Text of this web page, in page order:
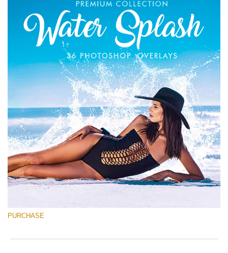
PURCHASE